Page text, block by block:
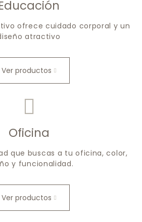
ofrece cuidado corporal y un
atractivo
Ver productos
Oficina
que buscas a tu oficina, color,
y funcionalidad.
Ver productos